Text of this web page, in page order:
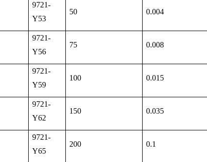
9721-
Y53
50 0.004
9721-
Y56
75 0.008
9721-
Y59
100 0.015
9721-
Y62
150 0.035
9721-
Y65
200 0.1